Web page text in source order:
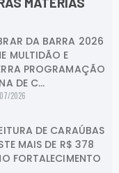
DA BARRA 2026
MULTIDÃO E
PROGRAMAÇÃO
DE C...
2026
DE CARAÚBAS
MAIS DE R$ 378
FORTALECIMENTO